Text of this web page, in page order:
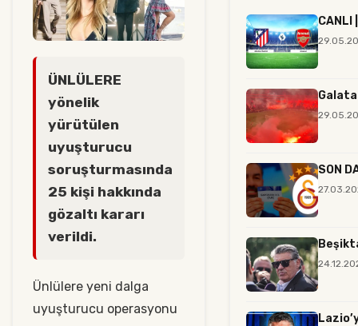
ÜNLÜLERE
yönelik
yürütülen
uyuşturucu
soruşturmasında
25 kişi hakkında
gözaltı kararı
verildi.
Ünlülere yeni dalga
uyuşturucu operasyonu
CANLI
SON